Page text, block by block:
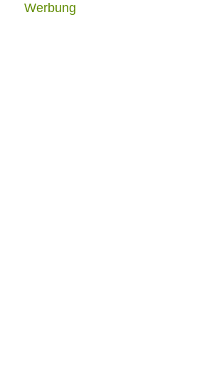
Werbung